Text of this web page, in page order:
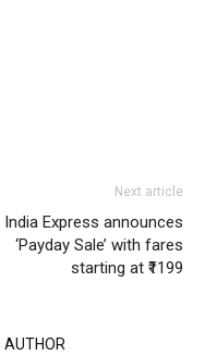
Next article
India Express announces
‘Payday Sale’ with fares
starting at ₹1199
AUTHOR